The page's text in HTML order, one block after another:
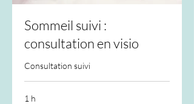
Sommeil suivi :
consultation en visio
Consultation suivi
1 h